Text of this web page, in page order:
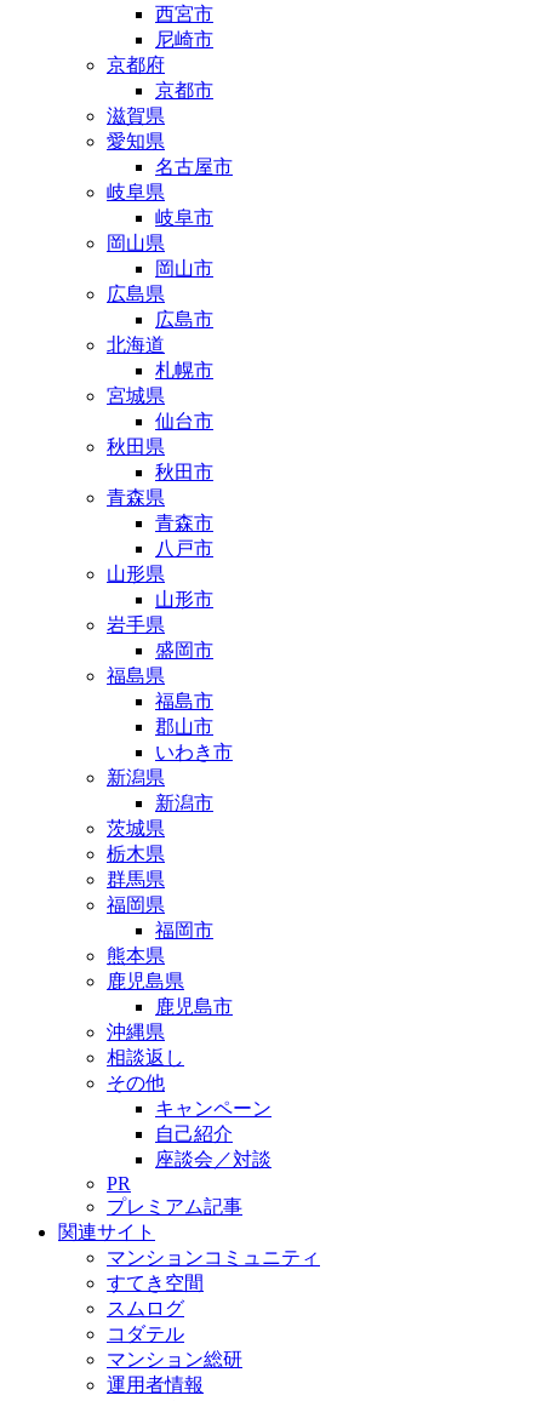
西宮市
尼崎市
京都府
京都市
滋賀県
愛知県
名古屋市
岐阜県
岐阜市
岡山県
岡山市
広島県
広島市
北海道
札幌市
宮城県
仙台市
秋田県
秋田市
青森県
青森市
八戸市
山形県
山形市
岩手県
盛岡市
福島県
福島市
郡山市
いわき市
新潟県
新潟市
茨城県
栃木県
群馬県
福岡県
福岡市
熊本県
鹿児島県
鹿児島市
沖縄県
相談返し
その他
キャンペーン
自己紹介
座談会／対談
PR
プレミアム記事
関連サイト
マンションコミュニティ
すてき空間
スムログ
コダテル
マンション総研
運用者情報